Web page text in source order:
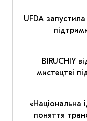
UFDA
BIRUCHIY
мистецтві
«Національна
поняття